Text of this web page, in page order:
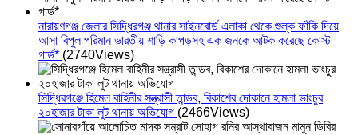
নারায়ণগঞ্জ জেলার সিদ্ধিরগঞ্জ থানার সাইনবোর্ড এলাকা থেকে শুল্ক ফাঁকি দিয়ে
আসা বিপুল পরিমান ভারতীয় শাড়ি কাপড়সহ এক জনকে আটক করেছে কোস্ট
গার্ড* (2740Views)
সিদ্ধিরগঞ্জে হিমেল বাহিনীর সন্ত্রাসী তান্ডব, বিকাশের দোকানে হামলা ভাংচুর
২০হাজার টাকা লুট থানায় অভিযোগ (2466Views)